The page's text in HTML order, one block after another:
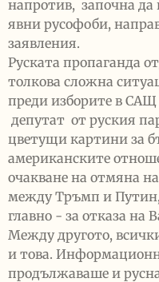
напротив, започна да
явни русофоби,
заявления.
Руската пропаганда
толкова сложна
преди изборите в
депутат от руския
цветущи картини за
американските
очакване на отмяна
между Тръмп и
главно - за отказа на
Между другото,
и това.
продължаваше и